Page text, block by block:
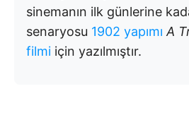
sinemanın ilk günlerine
senaryosu 1902 yapımı A
filmi için yazılmıştır.